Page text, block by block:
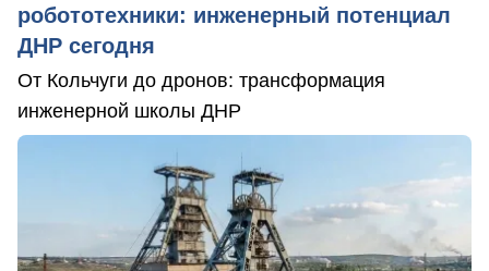
робототехники: инженерный потенциал
ДНР сегодня
От Кольчуги до дронов: трансформация
инженерной школы ДНР